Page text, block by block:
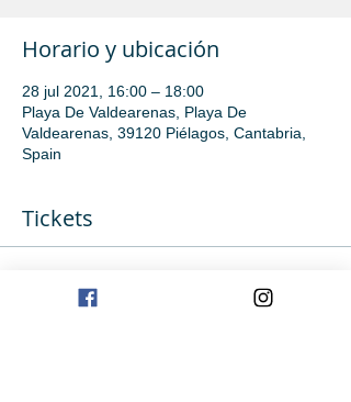
Horario y ubicación
28 jul 2021, 16:00 – 18:00
Playa De Valdearenas, Playa De
Valdearenas, 39120 Piélagos, Cantabria,
Spain
Tickets
Venta finalizada